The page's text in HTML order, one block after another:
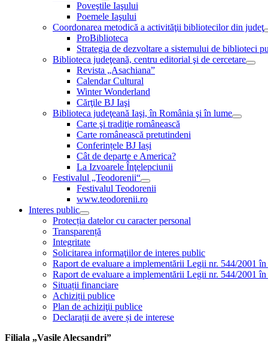
Poveştile Iaşului
Poemele Iaşului
Coordonarea metodică a activităţii bibliotecilor din judeţ
ProBiblioteca
Strategia de dezvoltare a sistemului de biblioteci
Biblioteca judeţeană, centru editorial şi de cercetare
Revista „Asachiana”
Calendar Cultural
Winter Wonderland
Cărţile BJ Iaşi
Biblioteca judeţeană Iaşi, în România şi în lume
Carte şi tradiţie românească
Carte românească pretutindeni
Conferințele BJ Iași
Cât de departe e America?
La Izvoarele Înţelepciunii
Festivalul „Teodorenii“
Festivalul Teodorenii
www.teodorenii.ro
Interes public
Protecția datelor cu caracter personal
Transparență
Integritate
Solicitarea informaţiilor de interes public
Raport de evaluare a implementării Legii nr. 544/2001
Raport de evaluare a implementării Legii nr. 544/2001
Situații financiare
Achiziții publice
Plan de achiziţii publice
Declarații de avere și de interese
Filiala „Vasile Alecsandri”